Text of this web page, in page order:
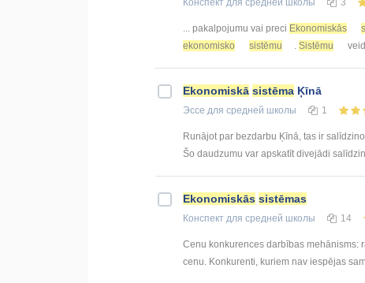
Конспект для средней школы 3
... pakalpojumu vai preci Ekonomiskās
ekonomisko
sistēmu . Sistēmu
Ekonomiskā sistēma Ķīnā
Эссе для средней школы 1
Runājot par bezdarbu Ķīnā, tas ir
Šo daudzumu var apskatīt divejādi
Ekonomiskās sistēmas
Конспект для средней школы 14
Cenu konkurences darbības mehānisms:
cenu. Konkurenti, kuriem nav iespējas